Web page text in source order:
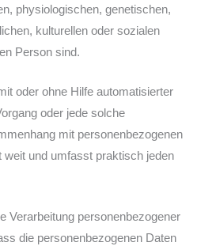
physiologischen, genetischen,
kulturellen oder sozialen
Person sind.
oder ohne Hilfe automatisierter
oder jede solche
mit personenbezogenen
weit und umfasst praktisch jeden
Verarbeitung personenbezogener
die personenbezogenen Daten